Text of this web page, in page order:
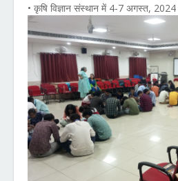
• कृषि विज्ञान संस्थान में 4-7 अगस्त, 2024